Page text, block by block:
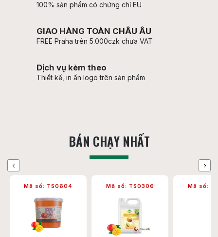
100% sản phẩm có chứng chỉ EU
GIAO HÀNG TOÀN CHÂU ÂU
FREE Praha trên 5.000czk chưa VAT
Dịch vụ kèm theo
Thiết kế, in ấn logo trên sản phẩm
BÁN CHẠY NHẤT
Previous
Mã số:TS0306 Mã số:TS0309 Mã số:
Next